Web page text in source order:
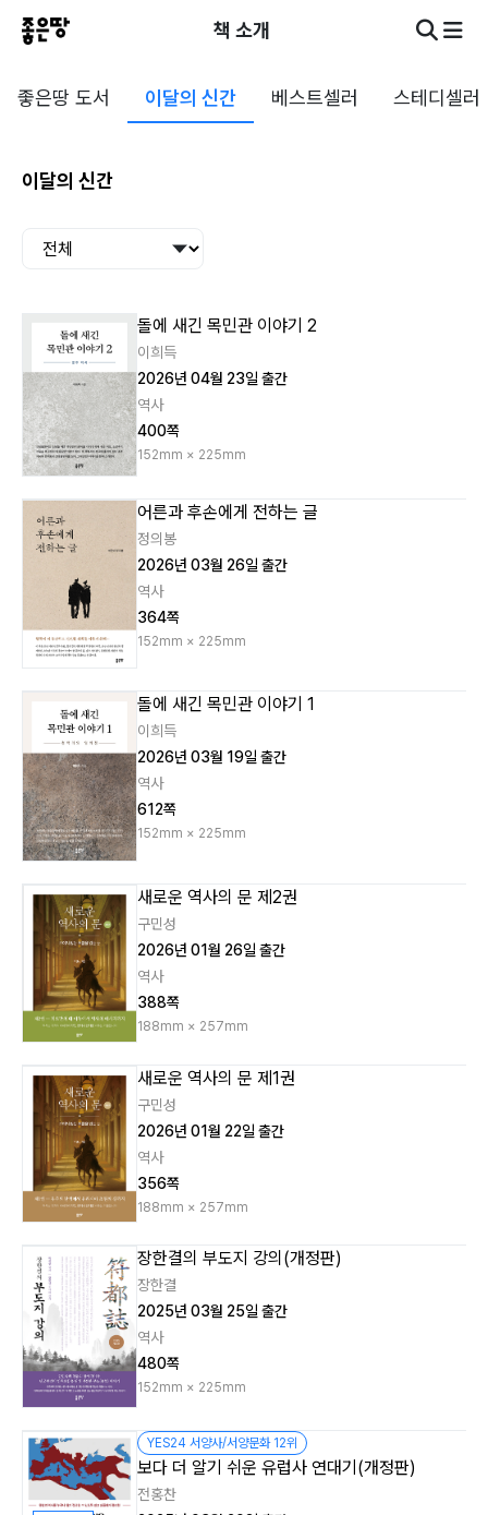
책 소개
좋은땅 도서 이달의 신간 베스트셀러 스테디셀러
이달의 신간
돌에 새긴 목민관 이야기 2
이희득
2026년 04월 23일 출간
역사
400쪽
152mm × 225mm
어른과 후손에게 전하는 글
정의봉
2026년 03월 26일 출간
역사
364쪽
152mm × 225mm
돌에 새긴 목민관 이야기 1
이희득
2026년 03월 19일 출간
역사
612쪽
152mm × 225mm
새로운 역사의 문 제2권
구민성
2026년 01월 26일 출간
역사
388쪽
188mm × 257mm
새로운 역사의 문 제1권
구민성
2026년 01월 22일 출간
역사
356쪽
188mm × 257mm
장한결의 부도지 강의(개정판)
장한결
2025년 03월 25일 출간
역사
480쪽
152mm × 225mm
YES24 서양사/서양문화 12위
보다 더 알기 쉬운 유럽사 연대기(개정판)
전홍찬